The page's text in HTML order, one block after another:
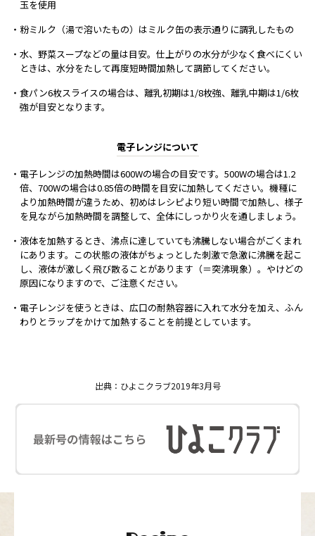
玉を使用
・粉ミルク（湯で溶いたもの）はミルク缶の表示通りに調乳したもの
・水、野菜スープなどの量は目安。仕上がりの水分が少なく食べにくい
ときは、水分をたして再度短時間加熱して調節してください。
・食パン6枚スライスの場合は、離乳初期は1/8枚強、離乳中期は1/6枚
強が目安となります。
電子レンジについて
・電子レンジの加熱時間は600Wの場合の目安です。500Wの場合は1.2
倍、700Wの場合は0.85倍の時間を目安に加熱してください。機種に
より加熱時間が違うため、初めはレシピより短い時間で加熱し、様子
を見ながら加熱時間を調整して、全体にしっかり火を通しましょう。
・液体を加熱するとき、沸点に達していても沸騰しない場合がごくまれ
にあります。この状態の液体がちょっとした刺激で急激に沸騰を起こ
し、液体が激しく飛び散ることがあります（＝突沸現象）。やけどの
原因になりますので、ご注意ください。
・電子レンジを使うときは、広口の耐熱容器に入れて水分を加え、ふん
わりとラップをかけて加熱することを前提としています。
出典：ひよこクラブ2019年3月号